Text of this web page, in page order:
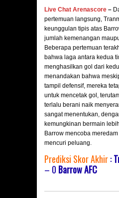
Live Chat Arenascore –
pertemuan langsung,
keunggulan tipis atas
jumlah kemenangan
Beberapa pertemuan
bahwa laga antara kedua
menghasilkan gol dari
menandakan bahwa
tampil defensif, mereka
untuk mencetak gol,
terlalu berani naik
sangat menentukan,
kemungkinan bermain
Barrow mencoba
mencuri peluang.
Prediksi Skor Akhir:
– 0 Barrow AFC